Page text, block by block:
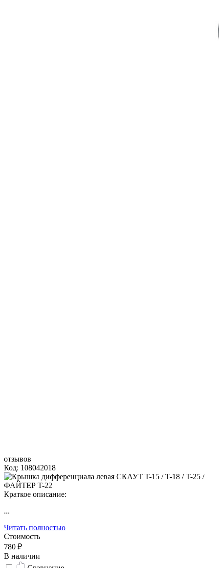
отзывов
Код: 108042018
Краткое описание:
...
Читать полностью
Стоимость
780 ₽
В наличии